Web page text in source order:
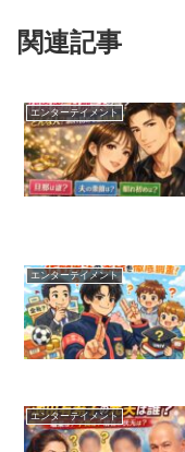
関連記事
エンターテイメント
エンターテイメント
エンターテイメント